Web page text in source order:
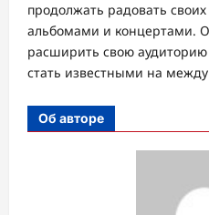
продолжать радовать
альбомами и концертами.
расширить свою
стать известными на
Об авторе